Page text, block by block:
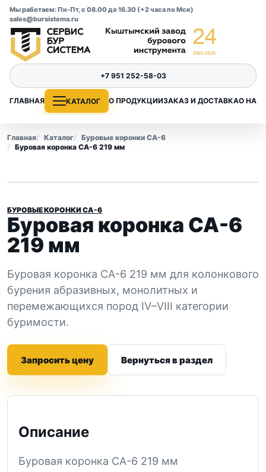
Мы работаем: Пн-Пт, с 08.00 до 16.30 (+2 часа по Мск)
sales@bursistema.ru
ГЛАВНАЯ КАТАЛОГ О ПРОДУКЦИИЗАКАЗ И ДОСТАВКАО НАС
+7 951 252-58-03
Главная Каталог
Буровые коронки СА-6
Буровая коронка СА-6 219 мм
БУРОВЫЕ КОРОНКИ СА-6
Буровая коронка СА-6
219 мм
Буровая коронка СА-6 219 мм для колонкового
бурения абразивных, монолитных и
перемежающихся пород IV–VIII категории
буримости.
Запросить цену Вернуться в раздел
Описание
Буровая коронка СА-6 219 мм